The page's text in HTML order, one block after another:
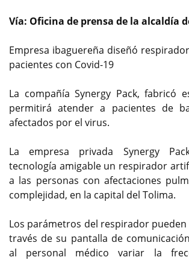
Vía: Oficina de prensa de la alcaldía
Empresa ibaguereña diseñó
pacientes con Covid-19
La compañía Synergy Pack, fabricó
permitirá atender a pacientes de
afectados por el virus.
La empresa privada Synergy
tecnología amigable un respirador
a las personas con afectaciones
complejidad, en la capital del Tolima.
Los parámetros del respirador pueden
través de su pantalla de
al personal médico variar la